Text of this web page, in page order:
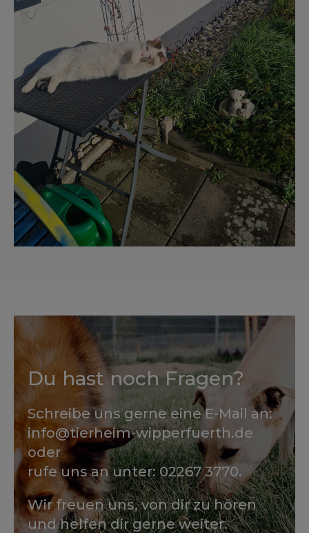
Du hast noch Fragen?
Schreibe uns gerne eine E-Mail an:
info@tierheim-wipperfuerth.de
oder
rufe uns an unter: 02267 3770.
Wir freuen uns, von dir zu hören
und helfen dir gerne weiter.